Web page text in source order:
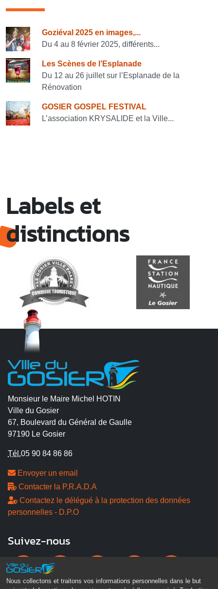
Nous collectons et traitons vos informations personnelles dans le but
Consulter également
Goziéval 2025 en images,...
Du 4 au 8 février 2025, différents...
Les Scènes de l’Esplanade
Du 12 au 26 juillet sur l’Esplanade de la
Rénovation
GOSIER GOSPEL FESTIVAL
L’association KRYSALIDE et la Ville...
Labels et
distinctions
Monsieur le Maire Michel HOTIN
Ville du Gosier
67, Boulevard du Général de Gaulle
97190 Le Gosier
Tél.05 90 84 86 86
Envoyer un email
Contacter la P.R.A.D.A
Contactez le délégué à la protection des données
personnelles - D.P.O
Suivez-nous